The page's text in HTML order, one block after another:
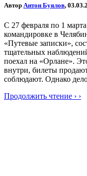
Автор Антон Буялов,
С 27 февраля по 1
командировке в
«Путевые записки»,
тщательных
поехал на «Орлане».
внутри, билеты
соблюдают. Однако
Продолжить чтение › ›